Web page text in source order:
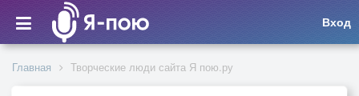
Вход
Главная Творческие люди сайта Я пою.ру